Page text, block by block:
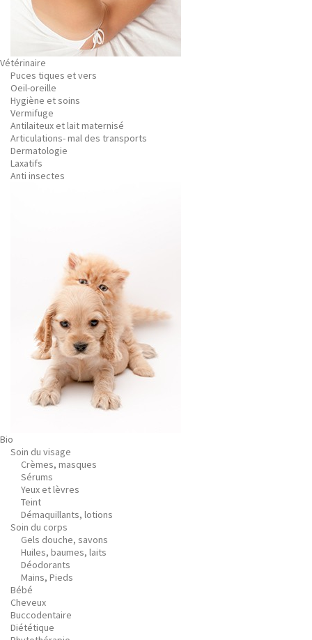
Vétérinaire
Puces tiques et vers
Oeil-oreille
Hygiène et soins
Vermifuge
Antilaiteux et lait maternisé
Articulations- mal des transports
Dermatologie
Laxatifs
Anti insectes
Bio
Soin du visage
Crèmes, masques
Sérums
Yeux et lèvres
Teint
Démaquillants, lotions
Soin du corps
Gels douche, savons
Huiles, baumes, laits
Déodorants
Mains, Pieds
Bébé
Cheveux
Buccodentaire
Diététique